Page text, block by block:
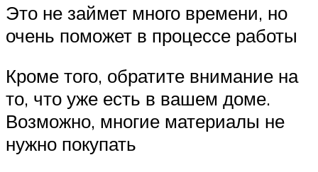
Это не займет много времени, но
очень поможет в процессе работы
Кроме того, обратите внимание на
то, что уже есть в вашем доме.
Возможно, многие материалы не
нужно покупать